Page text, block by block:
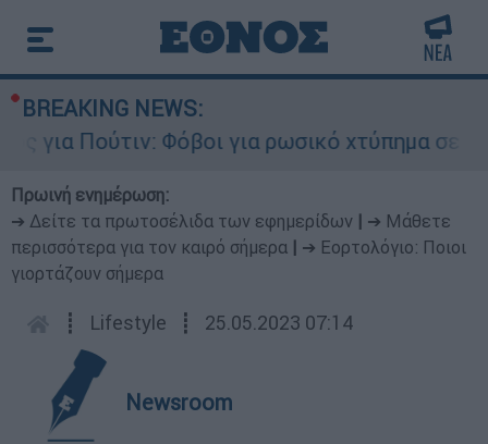
BREAKING NEWS:
για Πούτιν: Φόβοι για ρωσικό χτύπημα σε
Πρωινή ενημέρωση:
➔ Δείτε τα πρωτοσέλιδα των εφημερίδων
➔ Μάθετε
περισσότερα για τον καιρό σήμερα
➔ Εορτολόγιο: Ποιοι
γιορτάζουν σήμερα
┋ Lifestyle ┋ 25.05.2023 07:14
Newsroom